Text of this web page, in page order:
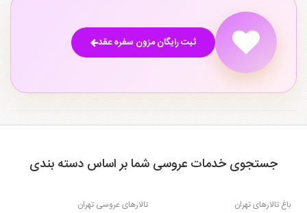
ثبت رایگان مزون سفره عقد
جستجوی خدمات عروسی شما بر اساس دسته بندی
باغ تالارهای تهران
تالارهای عروسی تهران